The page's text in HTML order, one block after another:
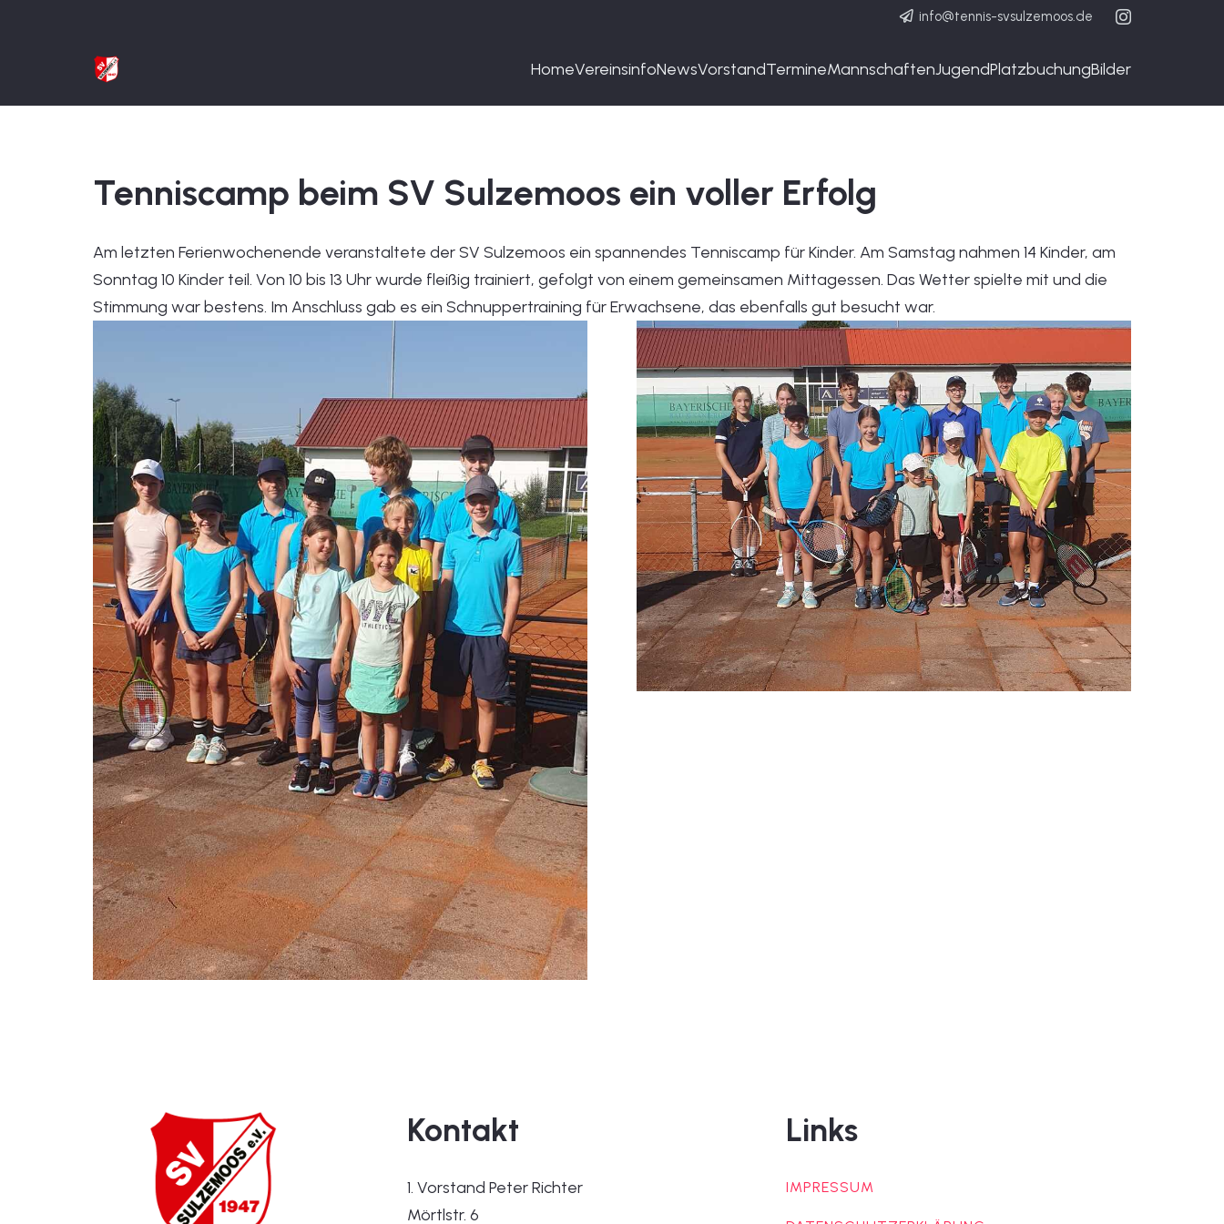
info@tennis-svsulzemoos.de
HomeVereinsinfoNewsVorstandTermineMannschaftenJugendPlatzbuchungBilder
Tenniscamp beim SV Sulzemoos ein voller Erfolg
Am letzten Ferienwochenende veranstaltete der SV Sulzemoos ein spannendes Tenniscamp für Kinder. Am Samstag nahmen 14 Kinder, am
Sonntag 10 Kinder teil. Von 10 bis 13 Uhr wurde fleißig trainiert, gefolgt von einem gemeinsamen Mittagessen. Das Wetter spielte mit und die
Stimmung war bestens. Im Anschluss gab es ein Schnuppertraining für Erwachsene, das ebenfalls gut besucht war.
Kontakt
1. Vorstand Peter Richter
Mörtlstr. 6
Links
IMPRESSUM